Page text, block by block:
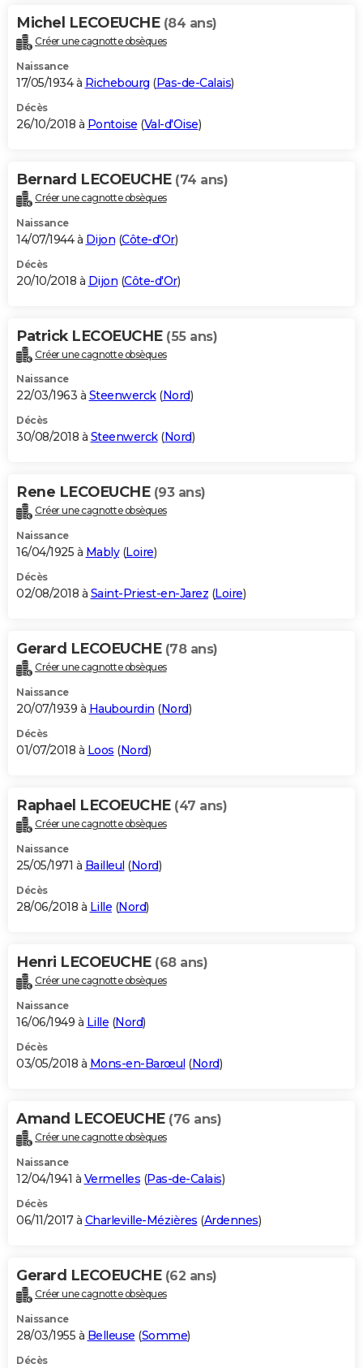
Michel LECOEUCHE (84 ans)
Créer une cagnotte obsèques
Naissance
17/05/1934 à Richebourg (Pas-de-Calais)
Décès
26/10/2018 à Pontoise (Val-d'Oise)
Bernard LECOEUCHE (74 ans)
Créer une cagnotte obsèques
Naissance
14/07/1944 à Dijon (Côte-d'Or)
Décès
20/10/2018 à Dijon (Côte-d'Or)
Patrick LECOEUCHE (55 ans)
Créer une cagnotte obsèques
Naissance
22/03/1963 à Steenwerck(Nord)
Décès
30/08/2018 à Steenwerck(Nord)
Rene LECOEUCHE (93 ans)
Créer une cagnotte obsèques
Naissance
16/04/1925 à Mably(Loire)
Décès
02/08/2018 à Saint-Priest-en-Jarez (Loire)
Gerard LECOEUCHE (78 ans)
Créer une cagnotte obsèques
Naissance
20/07/1939 à Haubourdin (Nord)
Décès
01/07/2018 à Loos (Nord)
Raphael LECOEUCHE (47 ans)
Créer une cagnotte obsèques
Naissance
25/05/1971 à Bailleul (Nord)
Décès
28/06/2018 à Lille (Nord)
Henri LECOEUCHE (68 ans)
Créer une cagnotte obsèques
Naissance
16/06/1949 à Lille (Nord)
Décès
03/05/2018 à Mons-en-Barœul (Nord)
Amand LECOEUCHE (76 ans)
Créer une cagnotte obsèques
Naissance
12/04/1941 à Vermelles (Pas-de-Calais)
Décès
06/11/2017 à Charleville-Mézières (Ardennes)
Gerard LECOEUCHE (62 ans)
Créer une cagnotte obsèques
Naissance
28/03/1955 à Belleuse (Somme)
Décès